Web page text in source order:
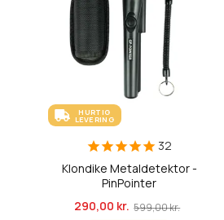
HURTIG
LEVERING
32
Klondike Metaldetektor -
PinPointer
290,00 kr. 599,00 kr.